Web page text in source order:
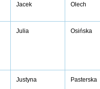
Jacek Olech
Julia Osińska
Justyna Pasterska